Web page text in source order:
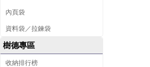
內頁袋
資料袋／拉鍊袋
樹德專區
收納排行榜